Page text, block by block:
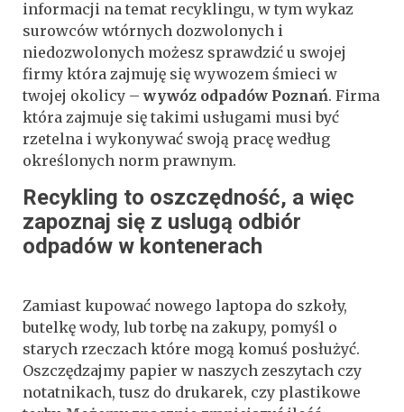
informacji na temat recyklingu, w tym wykaz
surowców wtórnych dozwolonych i
niedozwolonych możesz sprawdzić u swojej
firmy która zajmuję się wywozem śmieci w
twojej okolicy –wywóz odpadów Poznań. Firma
która zajmuje się takimi usługami musi być
rzetelna i wykonywać swoją pracę według
określonych norm prawnym.
Recykling to oszczędność, a więc
zapoznaj się z uslugą odbiór
odpadów w kontenerach
Zamiast kupować nowego laptopa do szkoły,
butelkę wody, lub torbę na zakupy, pomyśl o
starych rzeczach które mogą komuś posłużyć.
Oszczędzajmy papier w naszych zeszytach czy
notatnikach, tusz do drukarek, czy plastikowe